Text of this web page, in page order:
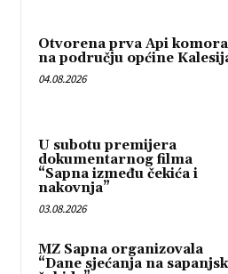
Otvorena prva Api komora
na području općine
04.08.2026
U subotu premijera
dokumentarnog filma
“Sapna između čekića i
nakovnja”
03.08.2026
MZ Sapna organizovala
“Dane sjećanja na